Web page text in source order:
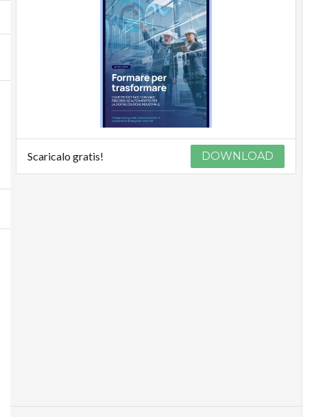
Scaricalo gratis! DOWNLOAD